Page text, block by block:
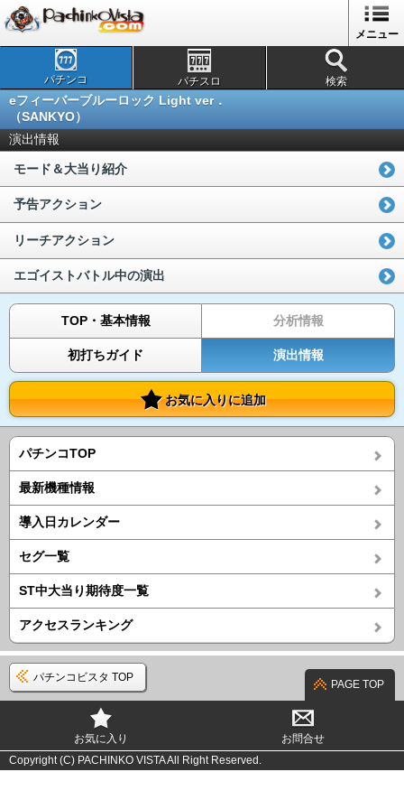
メニュー
パチンコ パチスロ 検索
eフィーバーブルーロック Light ver．
（SANKYO）
演出情報
モード＆大当り紹介
予告アクション
リーチアクション
エゴイストバトル中の演出
TOP・基本情報 分析情報
初打ちガイド 演出情報
お気に入りに追加
パチンコTOP
最新機種情報
導入日カレンダー
セグ一覧
ST中大当り期待度一覧
アクセスランキング
パチンコビスタ TOP
PAGE TOP
お気に入り
お問合せ
Copyright (C) PACHINKO VISTA All Right Reserved.